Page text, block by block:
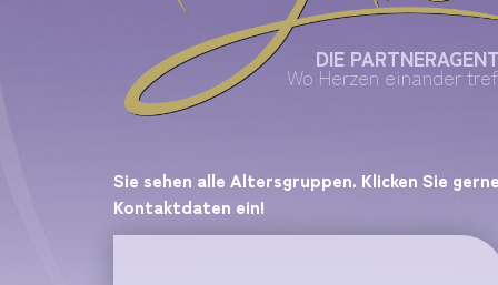
Wo Herzen einander
DIE
Sie sehen alle Altersgruppen. Klicken Sie
Kontaktdaten ein!